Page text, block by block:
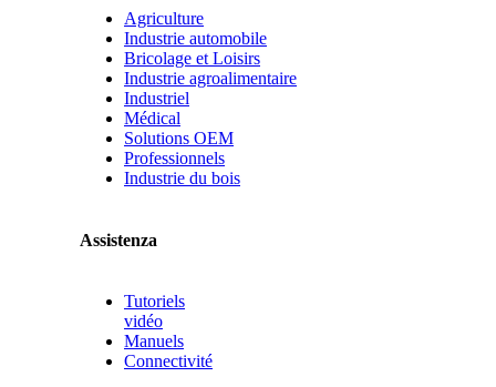
Agriculture
Industrie automobile
Bricolage et Loisirs
Industrie agroalimentaire
Industriel
Médical
Solutions OEM
Professionnels
Industrie du bois
Assistenza
Tutoriels
vidéo
Manuels
Connectivité